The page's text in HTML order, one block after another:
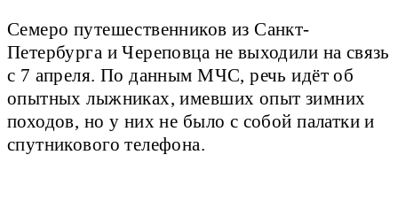
Семеро путешественников из Санкт-
Петербурга и Череповца не выходили на связь
с 7 апреля. По данным МЧС, речь идёт об
опытных лыжниках, имевших опыт зимних
походов, но у них не было с собой палатки и
спутникового телефона.